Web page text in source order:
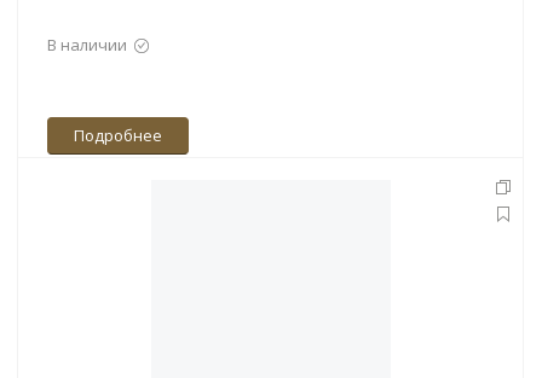
В наличии
Подробнее